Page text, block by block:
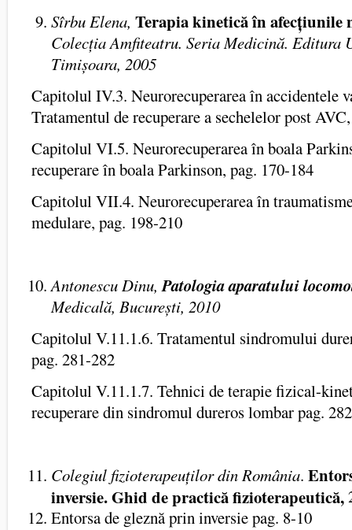
Sîrbu Elena, Terapia kinetică în afecțiunile
Colecția Amfiteatru. Seria Medicină. Editura
Timișoara, 2005
Capitolul IV.3. Neurorecuperarea în accidentele
Tratamentul de recuperare a sechelelor post
Capitolul VI.5. Neurorecuperarea în boala
recuperare în boala Parkinson, pag. 170-184
Capitolul VII.4. Neurorecuperarea în
medulare, pag. 198-210
Antonescu Dinu,Patologia aparatului
Medicală, București, 2010
Capitolul V.11.1.6. Tratamentul sindromului
pag. 281-282
Capitolul V.11.1.7. Tehnici de terapie fizical-
recuperare din sindromul dureros lombar pag.
Colegiul fizioterapeuților din România.
inversie. Ghid de practică fizioterapeutică,
Entorsa de gleznă prin inversie pag. 8-10